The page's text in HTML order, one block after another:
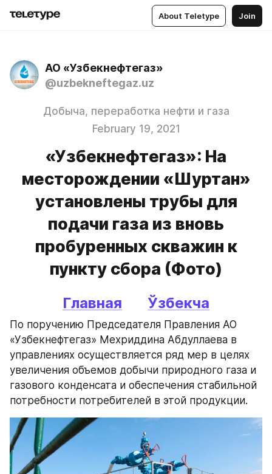
About Teletype Join
АО «Узбекнефтегаз»
@uzbekneftegaz.uz
Добыча, переработка нефти и газа
February 19, 2021
«Узбекнефтегаз»: На
месторождении «Шуртан»
установлены трубы для
подачи газа из вновь
пробуренных скважин к
пункту сбора (Фото)
Главная Ўзбекча
По поручению Председателя Правления АО
«Узбекнефтегаз» Мехриддина Абдуллаева в
управлениях осуществляется ряд мер в целях
увеличения объемов добычи природного газа и
газового конденсата и обеспечения стабильной
потребности потребителей в этой продукции.